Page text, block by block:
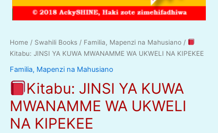
Home / Swahili Books / Familia, Mapenzi na Mahusiano /
Kitabu: JINSI YA KUWA MWANAMME WA UKWELI NA KIPEKEE
Familia, Mapenzi na Mahusiano
Kitabu: JINSI YA KUWA
MWANAMME WA UKWELI
NA KIPEKEE